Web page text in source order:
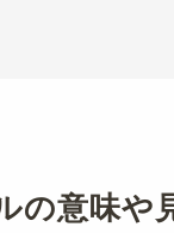
の意味や